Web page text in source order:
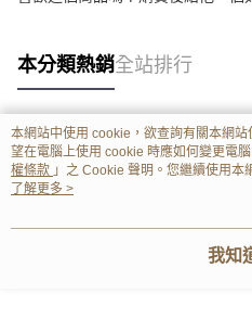
本分類熱銷全站排行
熱門標籤
本網站中使用 cookie，欲查詢有關本網
望在電腦上使用 cookie 時應如何變更電
權條款 」之 Cookie 聲明。您繼續使用本
用條款之 Cookie 聲明使用 cookie。
了解更多 >
我知